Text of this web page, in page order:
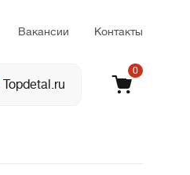
Вакансии Контакты
Topdetal.ru
0